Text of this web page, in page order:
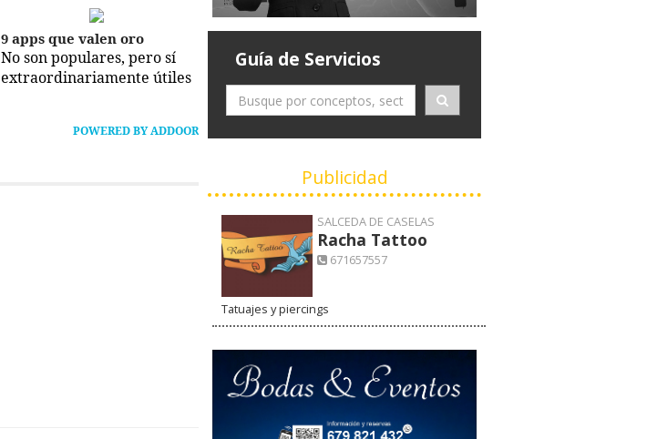
9 apps que valen oro
No son populares, pero sí
extraordinariamente útiles
POWERED BY ADDOOR
Guía de Servicios
Publicidad
SALCEDA DE CASELAS
Racha Tattoo
671657557
Tatuajes y piercings